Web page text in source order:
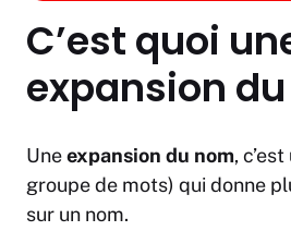
C’est quoi
expansion
Uneexpansion du nom,
groupe de mots) qui donne
sur un nom.